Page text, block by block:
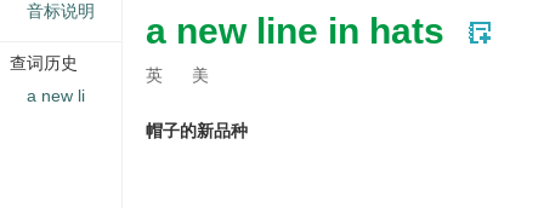
a new line in hats
英 美
帽子的新品种
音标说明
查词历史
a new li